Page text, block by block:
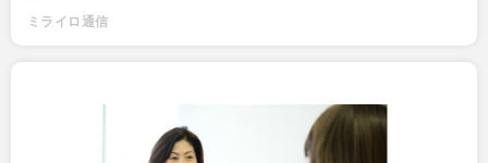
ミライロ通信